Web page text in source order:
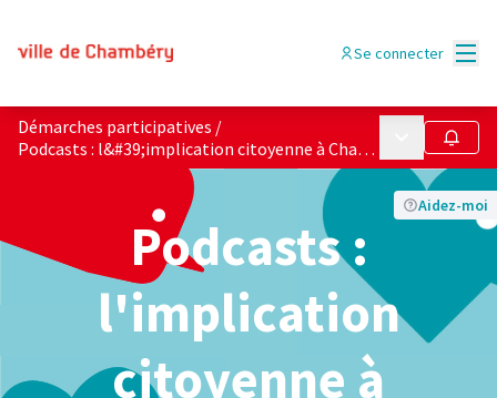
Se connecter
Démarches participatives /
Podcasts : l&#39;implication citoyenne à Chambéry
Menu Suivre
Aidez-moi
Podcasts :
l'implication
citoyenne à